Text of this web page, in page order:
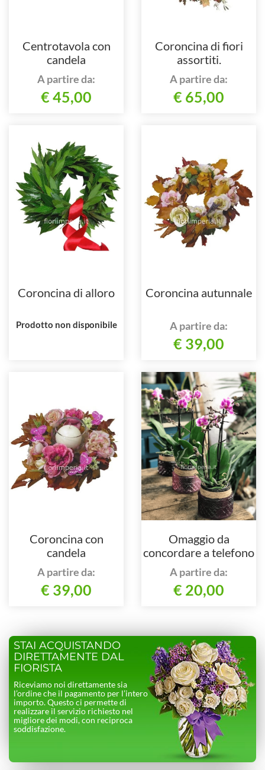
Centrotavola con
candela
A partire da:
€ 45,00
Coroncina di fiori
assortiti.
A partire da:
€ 65,00
Coroncina di alloro
Prodotto non disponibile
Coroncina autunnale
A partire da:
€ 39,00
Coroncina con
candela
A partire da:
€ 39,00
Omaggio da
concordare a telefono
al 3493230343
A partire da:
€ 20,00
STAI ACQUISTANDO
DIRETTAMENTE DAL
FIORISTA
Riceviamo noi direttamente sia
l’ordine che il pagamento per l’intero
importo. Questo ci permette di
realizzare il servizio richiesto nel
migliore dei modi, con reciproca
soddisfazione.